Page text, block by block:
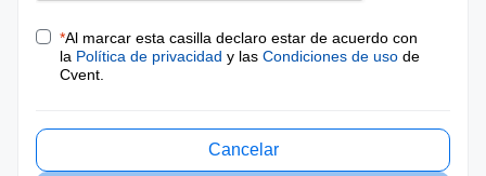
*Al marcar esta casilla declaro estar de acuerdo con
la Política de privacidad y las Condiciones de uso de
Cvent.
Cancelar